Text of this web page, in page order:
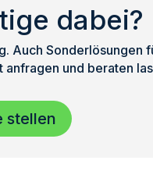
dabei?
Auch Sonderlösungen
und beraten
stellen